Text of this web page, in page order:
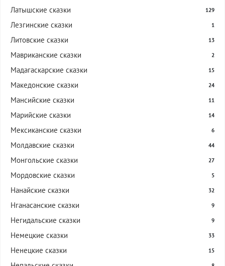
Латышские сказки 129
Лезгинские сказки 1
Литовские сказки 13
Мавриканские сказки 2
Мадагаскарские сказки 15
Македонские сказки 24
Мансийские сказки 11
Марийские сказки 14
Мексиканские сказки 6
Молдавские сказки 44
Монгольские сказки 27
Мордовские сказки 5
Нанайские сказки 32
Нганасанские сказки 9
Негидальские сказки 9
Немецкие сказки 33
Ненецкие сказки 15